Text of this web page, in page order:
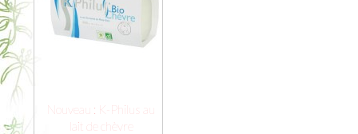
Nouveau : K-Philus au
lait de chèvre